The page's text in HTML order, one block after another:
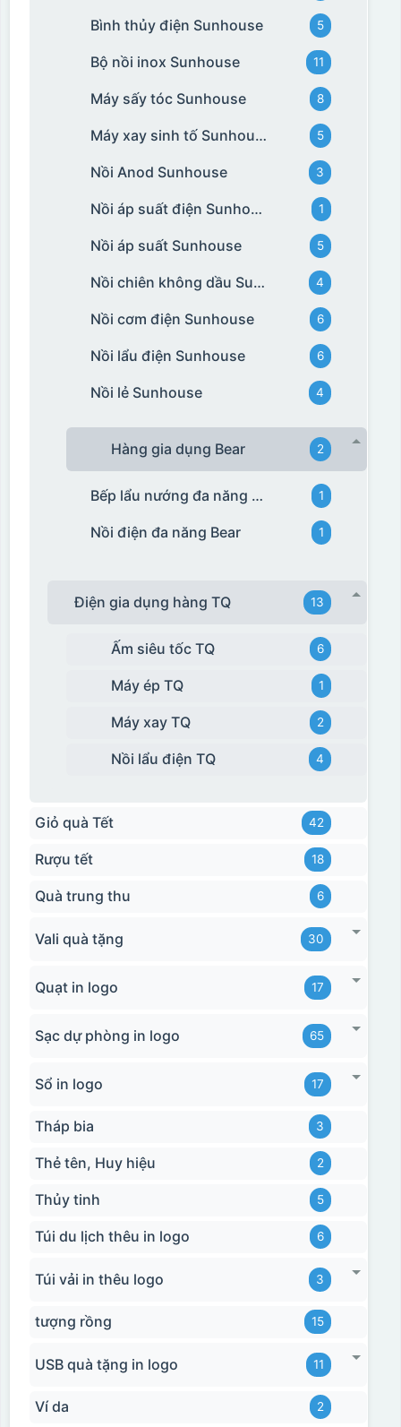
Bình thủy điện Sunhouse 5
Bộ nồi inox Sunhouse 11
Máy sấy tóc Sunhouse 8
Máy xay sinh tố Sunhouse 5
Nồi Anod Sunhouse 3
Nồi áp suất điện Sunhouse 1
Nồi áp suất Sunhouse 5
Nồi chiên không dầu Sunhouse 4
Nồi cơm điện Sunhouse 6
Nồi lẩu điện Sunhouse 6
Nồi lẻ Sunhouse 4
Hàng gia dụng Bear 2
Bếp lẩu nướng đa năng Bear 1
Nồi điện đa năng Bear 1
Điện gia dụng hàng TQ 13
Ấm siêu tốc TQ 6
Máy ép TQ 1
Máy xay TQ 2
Nồi lẩu điện TQ 4
Giỏ quà Tết 42
Rượu tết 18
Quà trung thu 6
Vali quà tặng 30
Quạt in logo 17
Sạc dự phòng in logo 65
Sổ in logo 17
Tháp bia 3
Thẻ tên, Huy hiệu 2
Thủy tinh 5
Túi du lịch thêu in logo 6
Túi vải in thêu logo 3
tượng rồng 15
USB quà tặng in logo 11
Ví da 2